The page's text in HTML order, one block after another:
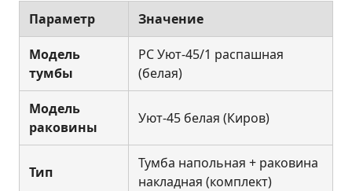
Параметр Значение
Модель
тумбы
РС Уют-45/1 распашная
(белая)
Модель
раковины
Уют-45 белая (Киров)
Тип
Тумба напольная + раковина
накладная (комплект)